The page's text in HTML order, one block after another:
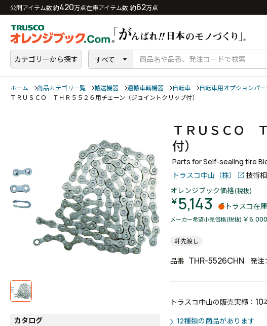
公開アイテム数 約420万点在庫アイテム数 約62万点
カテゴリーから探す すべて
ホーム 商品カテゴリ一覧 搬送機器 運搬車輌機器 自転車 自転車用オプションパー
ＴＲＵＳＣＯ ＴＨＲ５５２６用チェーン（ジョイントクリップ付）
カタログ
ＴＲＵＳＣＯ
付）
Parts for Self-sealing tire
トラスコ中山（株）
技術
オレンジブック価格(税抜)
￥5,143 トラスコ在
メーカー希望小売価格(税抜) ￥6,000
軒先渡し
品番 THR-5526CHN 発注
トラスコ中山の販売実績： 10
12種類の商品があります